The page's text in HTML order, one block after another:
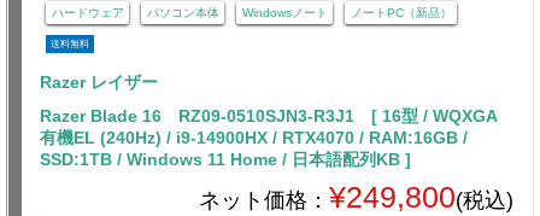
ハードウェア パソコン本体 Windowsノート ノートPC（新品）
送料無料
Razer レイザー
Razer Blade 16 RZ09-0510SJN3-R3J1 [ 16型 / WQXGA
有機EL (240Hz) / i9-14900HX / RTX4070 / RAM:16GB /
SSD:1TB / Windows 11 Home / 日本語配列KB ]
ネット価格： ¥249,800(税込)